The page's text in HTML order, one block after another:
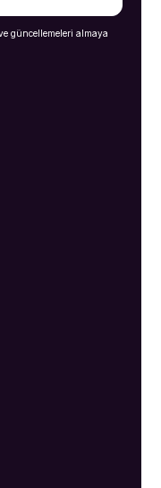
güncellemeleri almaya